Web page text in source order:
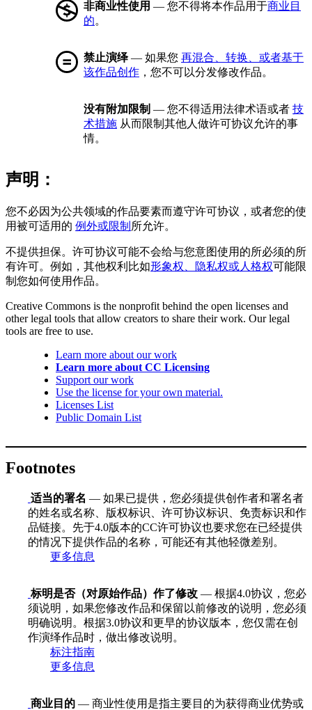
非商业性使用 — 您不得将本作品用于商业目
的。
禁止演绎 — 如果您 再混合、转换、或者基于
该作品创作 ，您不可以分发修改作品。
没有附加限制 — 您不得适用法律术语或者 技
术措施 从而限制其他人做许可协议允许的事
情。
声明：
您不必因为公共领域的作品要素而遵守许可协议，或者您的使
用被可适用的 例外或限制 所允许。
不提供担保。许可协议可能不会给与您意图使用的所必须的所
有许可。例如，其他权利比如形象权、隐私权或人格权可能限
制您如何使用作品。
Creative Commons is the nonprofit behind the open licenses and
other legal tools that allow creators to share their work. Our legal
tools are free to use.
Learn more about our work
Learn more about CC Licensing
Support our work
Use the license for your own material.
Licenses List
Public Domain List
Footnotes
适当的署名 — 如果已提供，您必须提供创作者和署名者
的姓名或名称、版权标识、许可协议标识、免责标识和作
品链接。先于4.0版本的CC许可协议也要求您在已经提供
的情况下提供作品的名称，可能还有其他轻微差别。
更多信息
标明是否（对原始作品）作了修改 — 根据4.0协议，您必
须说明，如果您修改作品和保留以前修改的说明，您必须
明确说明。根据3.0协议和更早的协议版本，您仅需在创
作演绎作品时，做出修改说明。
标注指南
更多信息
商业目的 — 商业性使用是指主要目的为获得商业优势或